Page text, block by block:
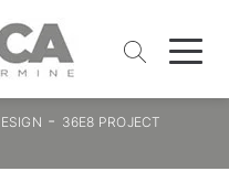
- 36E8 PROJECT